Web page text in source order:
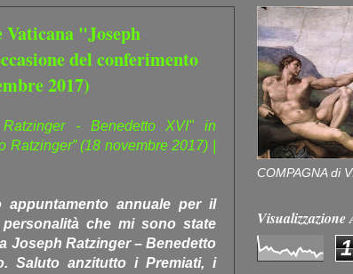
Vaticana "Joseph
del conferimento
2017)
- Benedetto XVI" in
(18 novembre 2017) |
annuale per il
che mi sono state
Joseph Ratzinger – Benedetto
Saluto anzitutto i Premiati, i
COMPAGNA di
1